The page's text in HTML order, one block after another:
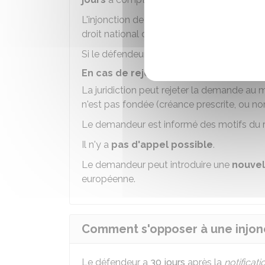
L'injonction de payer européenne est
droit national du pays où la signification
Si le défendeur ne fait pas
En cas de rejet d'une ordonnance
La juridiction peut rejeter la demande au
n'est pas fondée (créance prescrite, ou
Le demandeur est informé des motifs du
Il n'y a pas d'appel possible.
Le demandeur peut introduire une
européenne.
Comment s'opposer à une
Le défendeur a 30 jours après la